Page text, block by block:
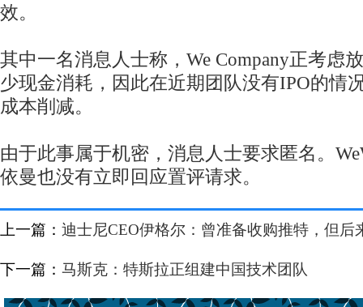
效。
其中一名消息人士称，We Company正考虑
少现金消耗，因此在近期团队没有IPO的情
成本削减。
由于此事属于机密，消息人士要求匿名。
依曼也没有立即回应置评请求。
上一篇： 迪士尼CEO伊格尔：曾准备收购推特，但后
下一篇： 马斯克：特斯拉正组建中国技术团队